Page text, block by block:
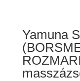
Yamuna